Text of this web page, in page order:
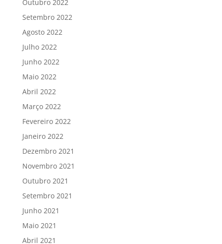
Outubro 2022
Setembro 2022
Agosto 2022
Julho 2022
Junho 2022
Maio 2022
Abril 2022
Março 2022
Fevereiro 2022
Janeiro 2022
Dezembro 2021
Novembro 2021
Outubro 2021
Setembro 2021
Junho 2021
Maio 2021
Abril 2021